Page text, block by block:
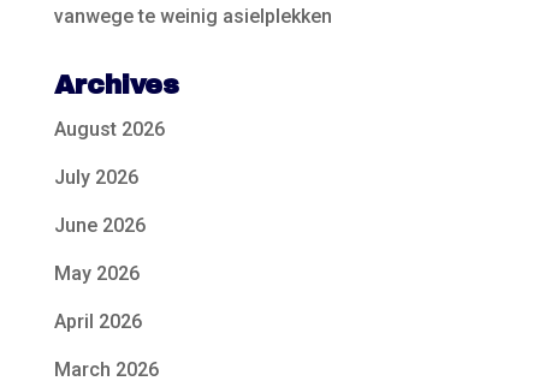
vanwege te weinig asielplekken
Archives
August 2026
July 2026
June 2026
May 2026
April 2026
March 2026